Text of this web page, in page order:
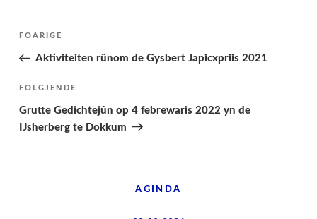
Berichtnavigatie
Folgjende
pagina
FOARIGE
Aktiviteiten rûnom de Gysbert Japicxpriis 2021
Folgjend
berjocht
FOLGJENDE
Grutte Gedichtejûn op 4 febrewaris 2022 yn de
IJsherberg te Dokkum
AGINDA